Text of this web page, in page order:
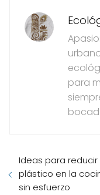
para
Ideas para reducir
plástico en la
sin esfuerzo